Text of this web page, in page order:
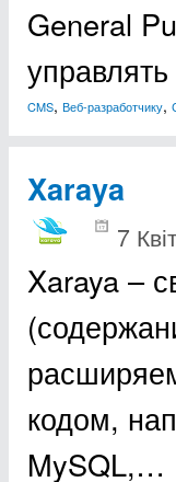
General
CMS, Веб-разработчику,
Xaraya
7
Xaraya –
кодом,
MySQL,…